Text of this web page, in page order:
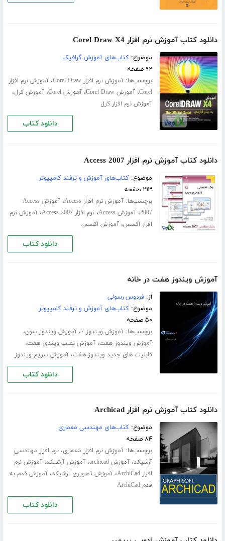
دانلود کتاب آموزش نرم افزار Corel Draw X4
موضوع:کتاب‌های آموزش گرافیک
۹۲ صفحه
برچسب‌ها:آموزش نرم افزار Corel Draw ،آموزش نرم افزار
Corel،آموزش Corel Draw ،آموزش Corel ،آموزش کرل،
آموزش نرم افزار کرل
دانلود کتاب
دانلود کتاب آموزش نرم افزار Access 2007
موضوع:کتاب‌های آموزش و ترفند کامپیوتر
۲۱۳ صفحه
برچسب‌ها:آموزش نرم افزار Access ،
آموزش Access
2007،آموزش Access ،نرم افزار Access 2007 ،آموزش نرم
افزار اکسس،آموزش اکسس
دانلود کتاب
آموزش ویندوز هفت در خانه
از:فردوس رسولی
موضوع:کتاب‌های آموزش و ترفند کامپیوتر
۵۰ صفحه
برچسب‌ها:آموزش ویندوز 7 ،آموزش ویندوز سون،
آموزش ویندوز هفت،آموزش نصب ویندوز هفت،
قابلیت های جدید ویندوز هفت،آموزش سریع ویندوز
دانلود کتاب
دانلود کتاب آموزش نرم افزار Archicad
موضوع:کتاب‌های مهندسی معماری
۸۴ صفحه
برچسب‌ها:آموزش نرم افزار معماری،نرم افزار مهندسی
آرشیکد،آموزش archicad ،آموزش آرشیکد،آموزش نرم
افزار ArchiCad
،آموزش تصویری آرشیکد،آموزش قدم به
قدم ArchiCad
دانلود کتاب